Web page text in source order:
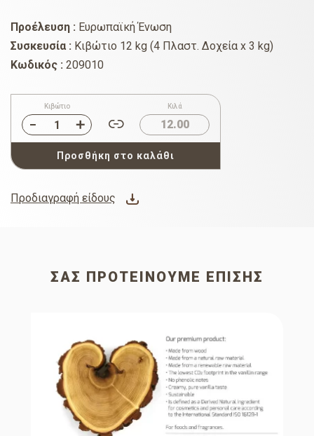
Προέλευση : Ευρωπαϊκή Ένωση
Συσκευσία : Κιβώτιο 12 kg (4 Πλαστ. Δοχεία x 3 kg)
Κωδικός : 209010
Κιβώτιο Κιλά
12.00
Προσθήκη στο καλάθι
Προδιαγραφή είδους
ΣΑΣ ΠΡΟΤΕΊΝΟΥΜΕ ΕΠΊΣΗΣ